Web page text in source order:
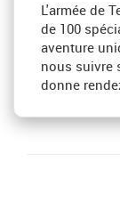
L'armée de
de 100
aventure
nous suivre
donne